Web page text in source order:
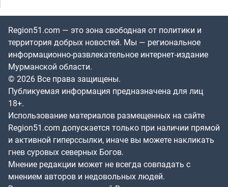
Region51.com — это зона свободная от политики и
территория добрых новостей. Мы — региональное
информационно-развлекательное интернет-издание
Мурманской области.
© 2026 Все права защищены.
Публикуемая информация предназначена для лиц
18+.
Использование материалов размещенных на сайте
Region51.com допускается только при наличии прямой
и активной гиперссылки, иначе вы можете накликать
гнев суровых северных Богов.
Мнение редакции может не всегда совпадать с
мнением авторов и недовольных людей.